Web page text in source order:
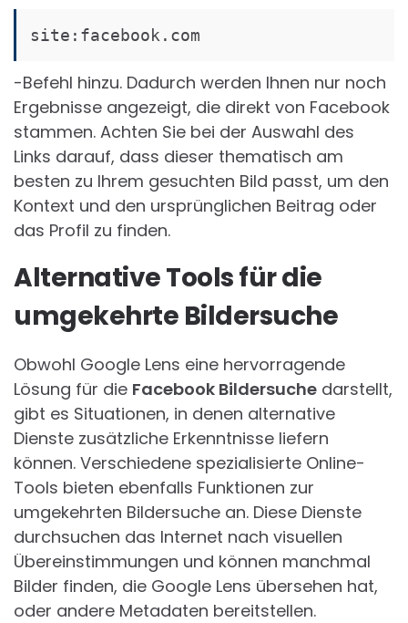
site:facebook.com
-Befehl hinzu. Dadurch werden Ihnen nur noch
Ergebnisse angezeigt, die direkt von Facebook
stammen. Achten Sie bei der Auswahl des
Links darauf, dass dieser thematisch am
besten zu Ihrem gesuchten Bild passt, um den
Kontext und den ursprünglichen Beitrag oder
das Profil zu finden.
Alternative Tools für die
umgekehrte Bildersuche
Obwohl Google Lens eine hervorragende
Lösung für die Facebook Bildersuche darstellt,
gibt es Situationen, in denen alternative
Dienste zusätzliche Erkenntnisse liefern
können. Verschiedene spezialisierte Online-
Tools bieten ebenfalls Funktionen zur
umgekehrten Bildersuche an. Diese Dienste
durchsuchen das Internet nach visuellen
Übereinstimmungen und können manchmal
Bilder finden, die Google Lens übersehen hat,
oder andere Metadaten bereitstellen.